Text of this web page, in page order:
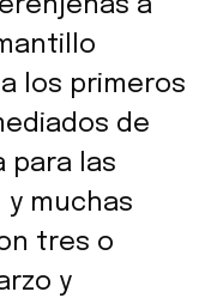
a
los primeros
de
para las
muchas
tres o
y